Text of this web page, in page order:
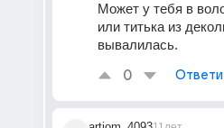
Может у тебя в
или титька из
вывалилась.
0